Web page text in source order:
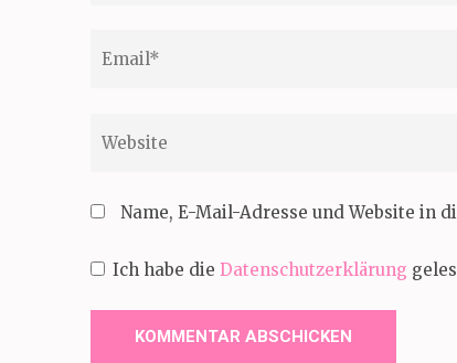
Name, E-Mail-Adresse und Website in
Ich habe die Datenschutzerklärung